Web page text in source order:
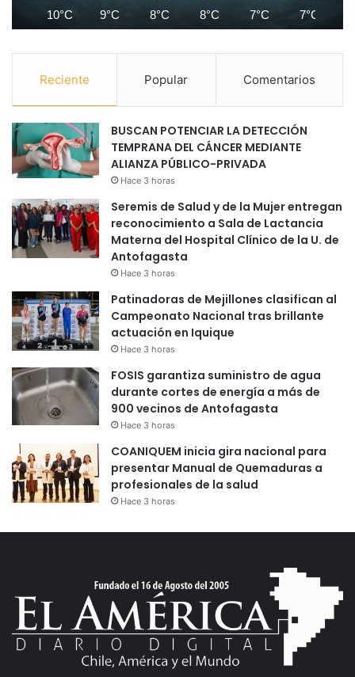
10°C 9°C 8°C 8°C 7°C 7°C
Reciente Popular Comentarios
BUSCAN POTENCIAR LA DETECCIÓN
TEMPRANA DEL CÁNCER MEDIANTE
ALIANZA PÚBLICO-PRIVADA
Hace 3 horas
Seremis de Salud y de la Mujer entregan
reconocimiento a Sala de Lactancia
Materna del Hospital Clínico de la U. de
Antofagasta
Hace 3 horas
Patinadoras de Mejillones clasifican al
Campeonato Nacional tras brillante
actuación en Iquique
Hace 3 horas
FOSIS garantiza suministro de agua
durante cortes de energía a más de
900 vecinos de Antofagasta
Hace 3 horas
COANIQUEM inicia gira nacional para
presentar Manual de Quemaduras a
profesionales de la salud
Hace 3 horas